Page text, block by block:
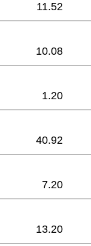
11.52
10.08
1.20
40.92
7.20
13.20